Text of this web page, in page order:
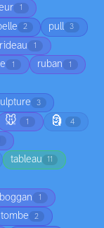
1
2 pull 3
rideau 1
1 ruban 1
3
🐭 1 🗿 4
tableau 11
1
tombe 2